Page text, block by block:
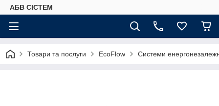
АБВ СІСТЕМ
Товари та послуги EcoFlow Системи